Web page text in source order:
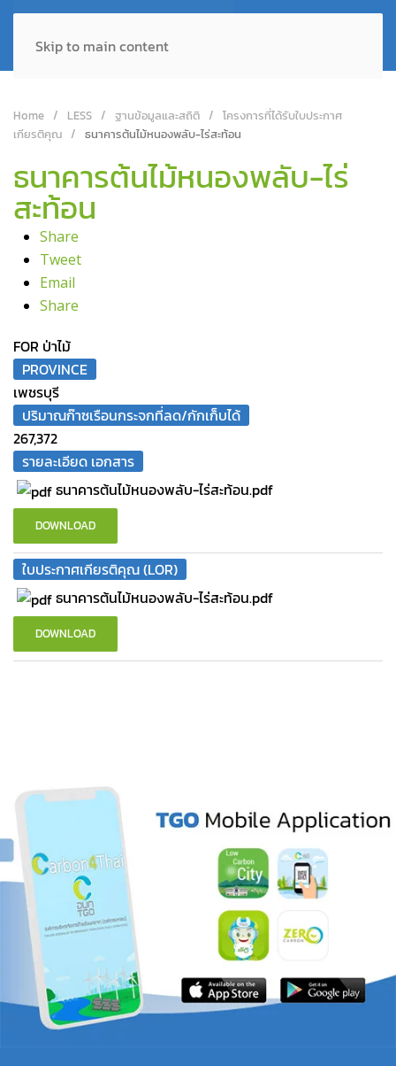
Skip to main content
Home LESS ฐานข้อมูลและสถิติ
โครงการที่ได้รับใบประกาศ
เกียรติคุณ
ธนาคารต้นไม้หนองพลับ-ไร่สะท้อน
ธนาคารต้นไม้หนองพลับ-ไร่
สะท้อน
Share
Tweet
Email
Share
FOR ป่าไม้
PROVINCE
เพชรบุรี
ปริมาณก๊าซเรือนกระจกที่ลด/กักเก็บได้
267,372
รายละเอียด เอกสาร
ธนาคารต้นไม้หนองพลับ-ไร่สะท้อน.pdf
DOWNLOAD
ใบประกาศเกียรติคุณ (LOR)
ธนาคารต้นไม้หนองพลับ-ไร่สะท้อน.pdf
DOWNLOAD